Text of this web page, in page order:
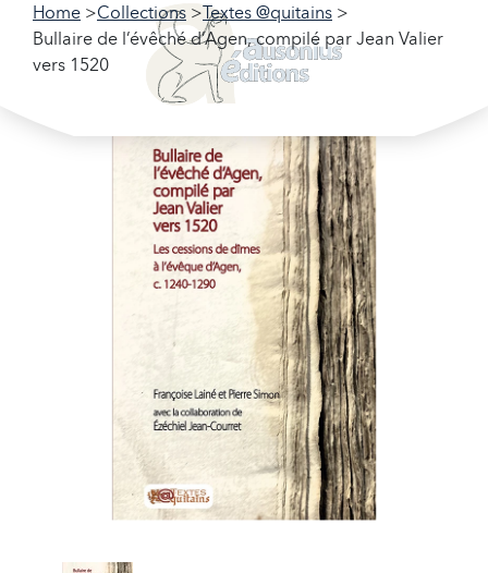
Home Collections
Textes @quitains
Bullaire de l’évêché d’Agen, compilé par Jean Valier
vers 1520